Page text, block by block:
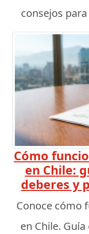
consejos
Cómo
en Chile:
deberes y
Conoce cómo
en Chile.